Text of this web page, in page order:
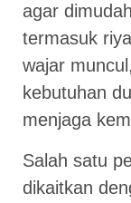
agar
termasuk
wajar
kebutuhan
menjaga
Salah satu
dikaitkan